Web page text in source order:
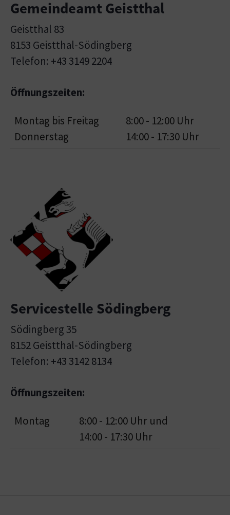
Gemeindeamt Geistthal
Geistthal 83
8153 Geistthal-Södingberg
Telefon: +43 3149 2204
Öffnungszeiten:
Montag bis Freitag
Donnerstag
8:00 - 12:00 Uhr
14:00 - 17:30 Uhr
Servicestelle Södingberg
Södingberg 35
8152 Geistthal-Södingberg
Telefon: +43 3142 8134
Öffnungszeiten:
Montag
8:00 - 12:00 Uhr und
14:00 - 17:30 Uhr